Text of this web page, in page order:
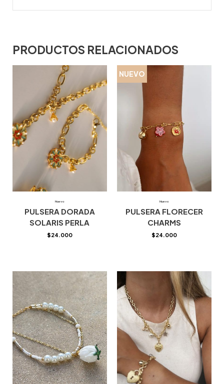
PRODUCTOS RELACIONADOS
Nuevo
PULSERA DORADA
SOLARIS PERLA
$24.000
NUEVO
Nuevo
PULSERA FLORECER
CHARMS
$24.000